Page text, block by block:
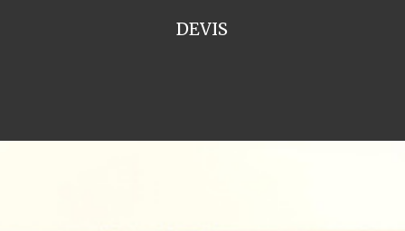
DEVIS